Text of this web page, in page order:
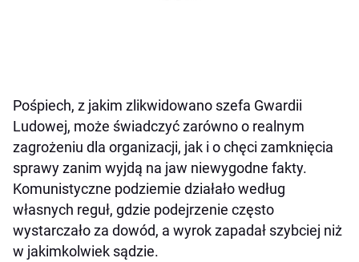
Pośpiech, z jakim zlikwidowano szefa Gwardii
Ludowej, może świadczyć zarówno o realnym
zagrożeniu dla organizacji, jak i o chęci zamknięcia
sprawy zanim wyjdą na jaw niewygodne fakty.
Komunistyczne podziemie działało według
własnych reguł, gdzie podejrzenie często
wystarczało za dowód, a wyrok zapadał szybciej niż
w jakimkolwiek sądzie.